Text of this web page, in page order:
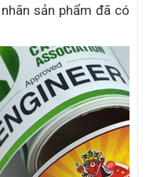
sản phẩm đã có